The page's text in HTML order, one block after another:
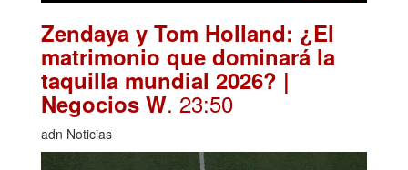
Zendaya y Tom Holland: ¿El
matrimonio que dominará la
taquilla mundial 2026? |
Negocios W. 23:50
adn Noticias